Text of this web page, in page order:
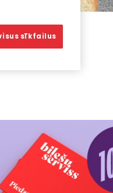
sīkfailus